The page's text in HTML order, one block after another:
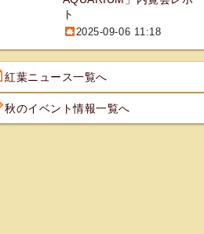
ト
2025-09-06 11:18
紅葉ニュース一覧へ
秋のイベント情報一覧へ